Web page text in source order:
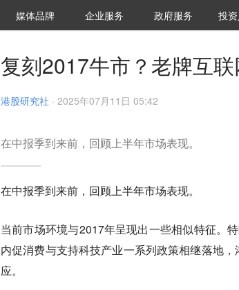
媒体品牌 36Kr研究院
企业服务 城市之窗
政府服务 VClub
投资机
投
复刻2017牛市？老牌互
港股研究社 · 2025年07月11日 05:42
在中报季到来前，回顾上半年市场表现。
在中报季到来前，回顾上半年市场表现。
当前市场环境与2017年呈现出一些相似特征。
内促消费与支持科技产业一系列政策相继落地
应。